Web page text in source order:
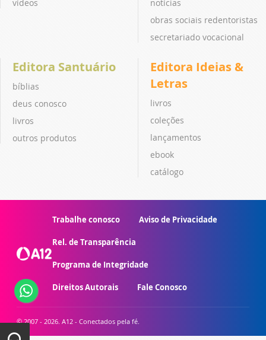
vídeos
notícias
obras sociais redentoristas
secretariado vocacional
Editora Santuário
bíblias
deus conosco
livros
outros produtos
Editora Ideias &
Letras
livros
coleções
lançamentos
ebook
catálogo
Trabalhe conosco Aviso de Privacidade
Rel. de Transparência
Programa de Integridade
Direitos Autorais Fale Conosco
© 2007 - 2026. A12 - Conectados pela fé.